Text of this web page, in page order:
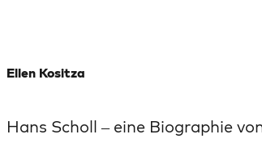
Ellen Kositza
Hans Scholl – eine Biographie